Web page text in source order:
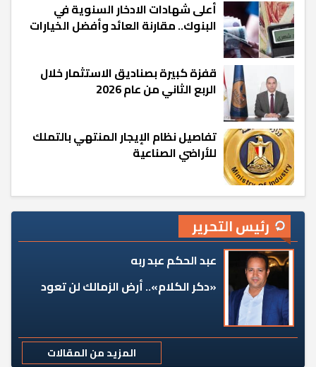
أعلى شهادات الادخار السنوية في
البنوك.. مقارنة العائد وأفضل الخيارات
قفزة كبيرة بصناديق الاستثمار خلال
الربع الثاني من عام 2026
تفاصيل نظام الإيجار المنتهي بالتملك
للأراضي الصناعية
رئيس التحرير
عبد الحكم عبد ربه
«دكر الكلام».. أرض الزمالك لن تعود
المزيد من المقالات